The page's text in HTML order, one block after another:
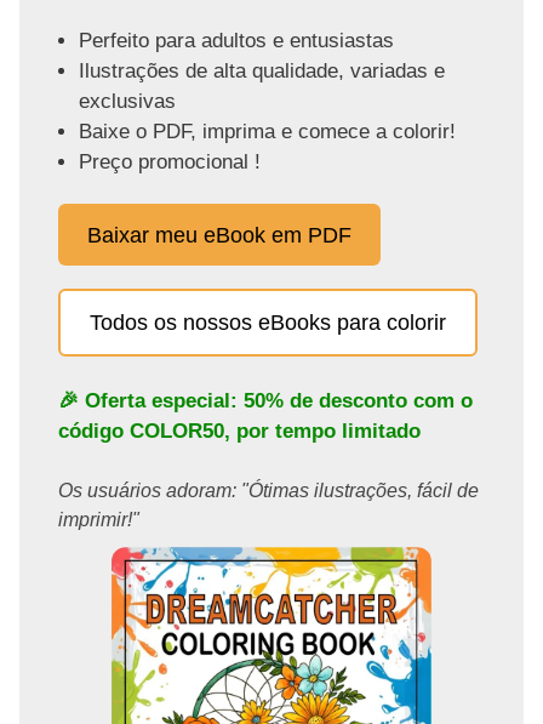
Perfeito para adultos e entusiastas
Ilustrações de alta qualidade, variadas e
exclusivas
Baixe o PDF, imprima e comece a colorir!
Preço promocional !
Baixar meu eBook em PDF
Todos os nossos eBooks para colorir
🎉 Oferta especial: 50% de desconto com o
código COLOR50, por tempo limitado
Os usuários adoram: "Ótimas ilustrações, fácil de
imprimir!"